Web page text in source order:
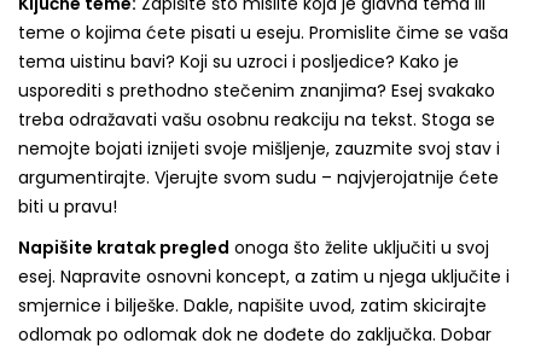
teme o kojima ćete pisati u eseju. Promislite čime se vaša
tema uistinu bavi? Koji su uzroci i posljedice? Kako je
usporediti s prethodno stečenim znanjima? Esej svakako
treba odražavati vašu osobnu reakciju na tekst. Stoga se
nemojte bojati iznijeti svoje mišljenje, zauzmite svoj stav i
argumentirajte. Vjerujte svom sudu – najvjerojatnije ćete
biti u pravu!
Napišite kratak pregled onoga što želite uključiti u svoj
esej. Napravite osnovni koncept, a zatim u njega uključite i
smjernice i bilješke. Dakle, napišite uvod, zatim skicirajte
odlomak po odlomak dok ne dođete do zaključka. Dobar